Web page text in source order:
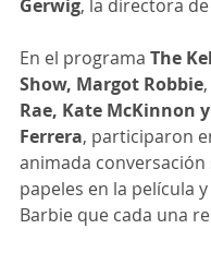
Gerwig, la directora
En el programa The
Show, Margot Robbie
Rae, Kate McKinnon
Ferrera, participaron
animada conversación
papeles en la película
Barbie que cada una